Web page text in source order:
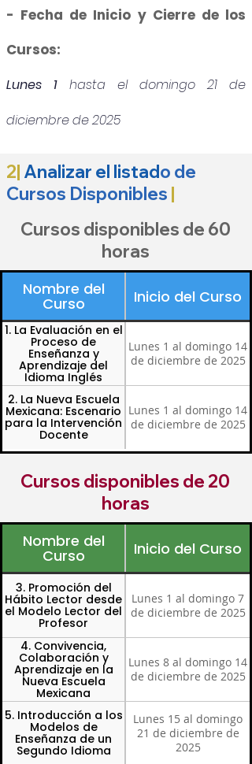
- Fecha de Inicio y Cierre de los
Cursos:
Lunes 1 hasta el domingo 21 de
diciembre de 2025
2| Analizar el listado de
Cursos Disponibles |
Cursos disponibles de 60
horas
Nombre del
Curso Inicio del Curso
1. La Evaluación en el
Proceso de
Enseñanza y
Aprendizaje del
Idioma Inglés
Lunes 1 al domingo 14
de diciembre de 2025
2. La Nueva Escuela
Mexicana: Escenario
para la Intervención
Docente
Lunes 1 al domingo 14
de diciembre de 2025
Cursos disponibles de 20
horas
Nombre del
Curso Inicio del Curso
3. Promoción del
Hábito Lector desde
el Modelo Lector del
Profesor
Lunes 1 al domingo 7
de diciembre de 2025
4. Convivencia,
Colaboración y
Aprendizaje en la
Nueva Escuela
Mexicana
Lunes 8 al domingo 14
de diciembre de 2025
5. Introducción a los
Modelos de
Enseñanza de un
Segundo Idioma
Lunes 15 al domingo
21 de diciembre de
2025